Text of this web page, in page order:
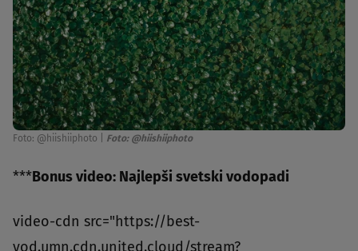
Foto: @hiishiiphoto Foto: @hiishiiphoto
***Bonus video: Najlepši svetski vodopadi
video-cdn src="https://best-
vod.umn.cdn.united.cloud/stream?